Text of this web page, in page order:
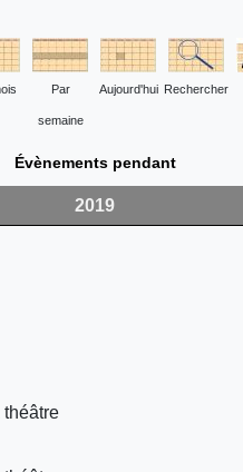
Par
semaine
Aujourd'hui Rechercher
Évènements pendant
2019